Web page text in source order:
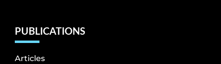
PUBLICATIONS
Articles